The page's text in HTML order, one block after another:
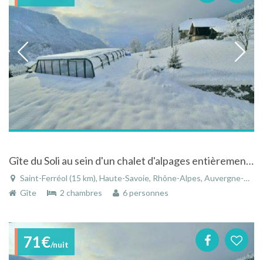
Gîte du Soli au sein d'un chalet d'alpages entièrement rénové, avec piscine et spa
Saint-Ferréol (15 km), Haute-Savoie, Rhône-Alpes, Auvergne-Rhône-Alpes, France
Gîte
2 chambres 6 personnes
71€/nuit